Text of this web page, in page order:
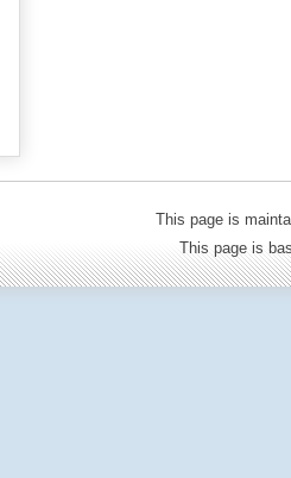
This page is
This page is